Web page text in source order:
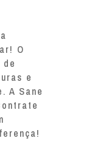
O
e
A Sane